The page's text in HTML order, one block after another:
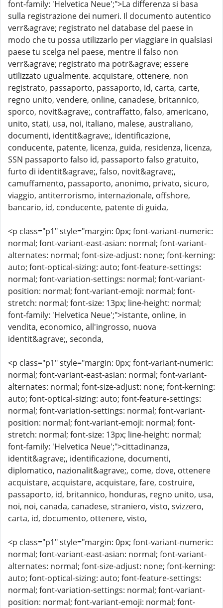
font-family: 'Helvetica Neue';">La differenza si basa
sulla registrazione dei numeri. Il documento autentico
verr&agrave; registrato nel database del paese in
modo che tu possa utilizzarlo per viaggiare in qualsiasi
paese tu scelga nel paese, mentre il falso non
verr&agrave; registrato ma potr&agrave; essere
utilizzato ugualmente. acquistare, ottenere, non
registrato, passaporto, passaporto, id, carta, carte,
regno unito, vendere, online, canadese, britannico,
sporco, novit&agrave;, contraffatto, falso, americano,
unito, stati, usa, noi, italiano, malese, australiano,
documenti, identit&agrave;, identificazione,
conducente, patente, licenza, guida, residenza, licenza,
SSN passaporto falso id, passaporto falso gratuito,
furto di identit&agrave;, falso, novit&agrave;,
camuffamento, passaporto, anonimo, privato, sicuro,
viaggio, antiterrorismo, internazionale, offshore,
bancario, id, conducente, patente di guida,
<p class="p1" style="margin: 0px; font-variant-numeric:
normal; font-variant-east-asian: normal; font-variant-
alternates: normal; font-size-adjust: none; font-kerning:
auto; font-optical-sizing: auto; font-feature-settings:
normal; font-variation-settings: normal; font-variant-
position: normal; font-variant-emoji: normal; font-
stretch: normal; font-size: 13px; line-height: normal;
font-family: 'Helvetica Neue';">istante, online, in
vendita, economico, all'ingrosso, nuova
identit&agrave;, seconda,
<p class="p1" style="margin: 0px; font-variant-numeric:
normal; font-variant-east-asian: normal; font-variant-
alternates: normal; font-size-adjust: none; font-kerning:
auto; font-optical-sizing: auto; font-feature-settings:
normal; font-variation-settings: normal; font-variant-
position: normal; font-variant-emoji: normal; font-
stretch: normal; font-size: 13px; line-height: normal;
font-family: 'Helvetica Neue';">cittadinanza,
identit&agrave;, identificazione, documenti,
diplomatico, nazionalit&agrave;, come, dove, ottenere
acquistare, acquistare, acquistare, fare, costruire,
passaporto, id, britannico, honduras, regno unito, usa,
noi, noi, canada, canadese, straniero, visto, svizzero,
carta, id, documento, ottenere, visto,
<p class="p1" style="margin: 0px; font-variant-numeric:
normal; font-variant-east-asian: normal; font-variant-
alternates: normal; font-size-adjust: none; font-kerning:
auto; font-optical-sizing: auto; font-feature-settings:
normal; font-variation-settings: normal; font-variant-
position: normal; font-variant-emoji: normal; font-